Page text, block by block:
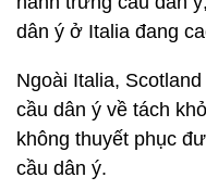
dân ý ở Italia đang
Ngoài Italia,
cầu dân ý về tách
không thuyết phục
cầu dân ý.